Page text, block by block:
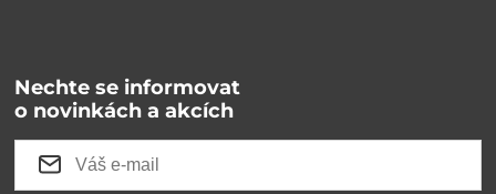
Nechte se informovat
o novinkách a akcích